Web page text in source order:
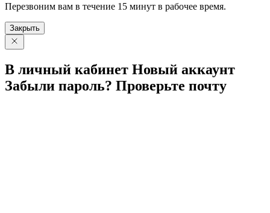
Перезвоним вам в течение 15 минут в рабочее время.
Закрыть
В личный кабинет Новый аккаунт
Забыли пароль? Проверьте почту